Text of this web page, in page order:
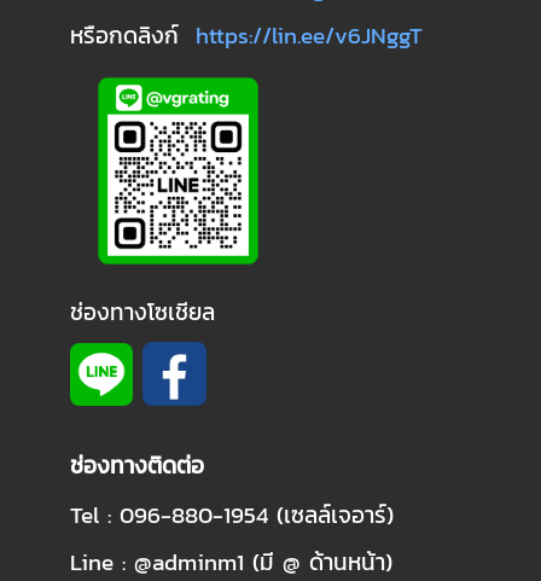
หรือกดลิงก์ https://lin.ee/v6JNggT
ช่องทางโซเชียล
ช่องทางติดต่อ
Tel : 096-880-1954 (เซลล์เจอาร์)
Line : @adminm1 (มี @ ด้านหน้า)